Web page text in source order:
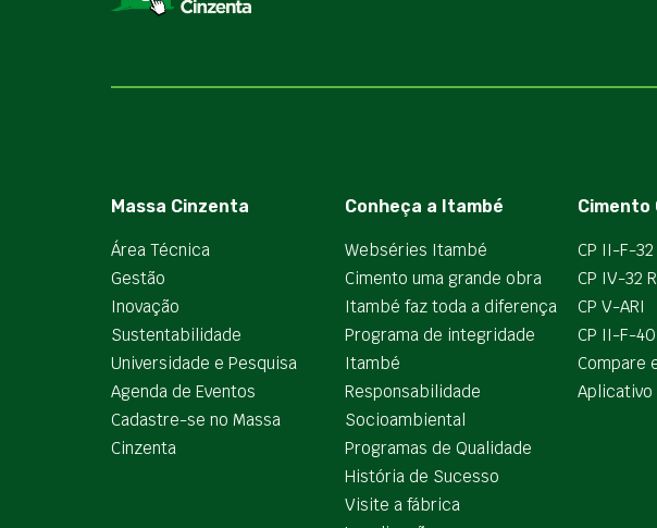
Massa Cinzenta
Área Técnica
Gestão
Inovação
Sustentabilidade
Universidade e Pesquisa
Agenda de Eventos
Cadastre-se no Massa
Cinzenta
Conheça a Itambé
Webséries Itambé
Cimento uma grande obra
Itambé faz toda a diferença
Programa de integridade
Itambé
Responsabilidade
Socioambiental
Programas de Qualidade
História de Sucesso
Visite a fábrica
Cimento
CP II-F-32
CP IV-32
CP V-ARI
CP II-F-40
Compare